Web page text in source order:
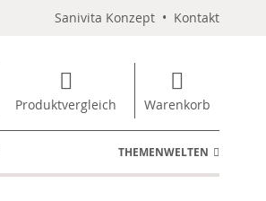
Sanivita Konzept • Kontakt
Produktvergleich Warenkorb
THEMENWELTEN